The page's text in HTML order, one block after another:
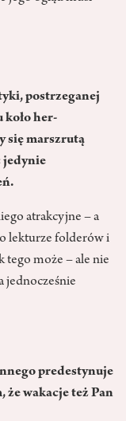
postrzeganej
koło her­
się marszrutą
jedynie
atrakcyjne – a
lekturze folderów i
tego może – ale nie
jednocześnie
predestynuje
że wakacje też Pan